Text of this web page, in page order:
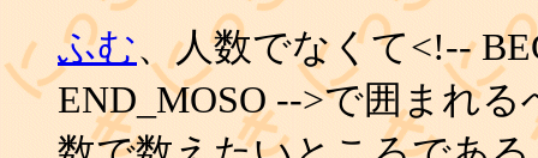
ふむ、人数でなくて<!--
END_MOSO -->で囲まれ